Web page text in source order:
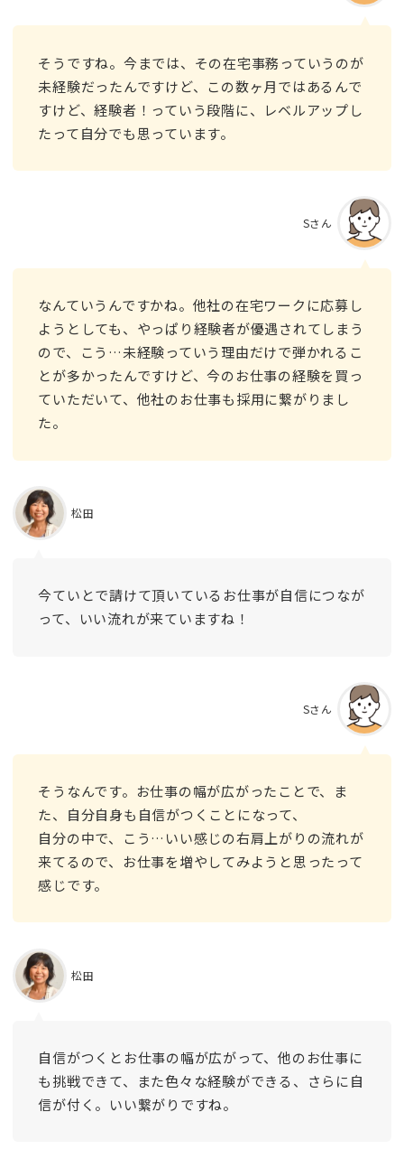
そうですね。今までは、その在宅事務っていうのが
未経験だったんですけど、この数ヶ月ではあるんで
すけど、経験者！っていう段階に、レベルアップし
たって自分でも思っています。
Sさん
なんていうんですかね。他社の在宅ワークに応募し
ようとしても、やっぱり経験者が優遇されてしまう
ので、こう…未経験っていう理由だけで弾かれるこ
とが多かったんですけど、今のお仕事の経験を買っ
ていただいて、他社のお仕事も採用に繋がりまし
た。
松田
今ていとで請けて頂いているお仕事が自信につなが
って、いい流れが来ていますね！
Sさん
そうなんです。お仕事の幅が広がったことで、ま
た、自分自身も自信がつくことになって、
自分の中で、こう…いい感じの右肩上がりの流れが
来てるので、お仕事を増やしてみようと思ったって
感じです。
松田
自信がつくとお仕事の幅が広がって、他のお仕事に
も挑戦できて、また色々な経験ができる、さらに自
信が付く。いい繋がりですね。